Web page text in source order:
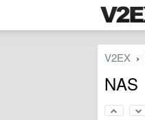
V2EX ›
NAS